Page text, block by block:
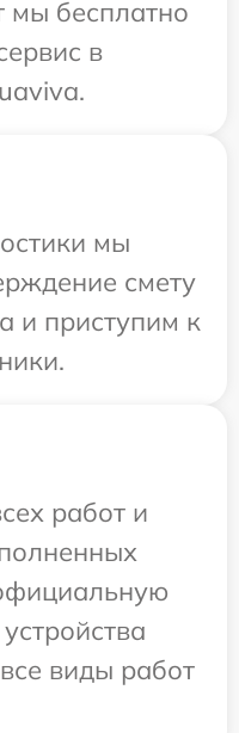
мы бесплатно
в
мы
смету
и приступим к
работ и
виды работ